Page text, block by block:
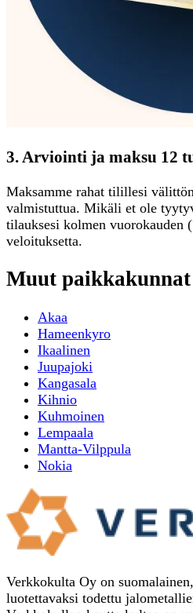
3. Arviointi ja maksu 12
Maksamme rahat tilillesi
valmistuttua. Mikäli et ole
tilauksesi kolmen vuorokauden
veloituksetta.
Muut paikkakunnat
Akaa
Hameenkyro
Ikaalinen
Juupajoki
Kangasala
Kihnio
Kuhmoinen
Lempaala
Mantta-Vilppula
Nokia
Verkkokulta Oy on
luotettavaksi todettu